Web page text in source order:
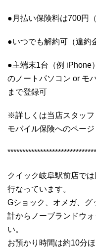
●月払い保険料は700円（
●いつでも解約可（違約
●主端末1台（例 iPhone
のノートパソコン or モ
まで登録可
※詳しくは当店スタッフ
モバイル保険へのページ
クイック岐阜駅前店で
行なっています。
Gショック、オメガ、グ
計からノーブランドウ
い。
お預かり時間は約10分